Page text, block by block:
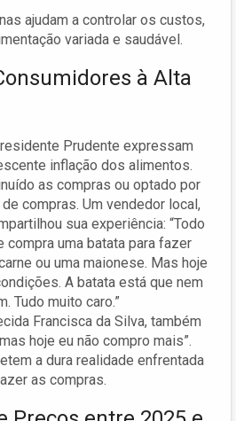
ajudam a controlar os custos,
variada e saudável.
à Alta
Prudente expressam
inflação dos alimentos.
as compras ou optado por
compras. Um vendedor local,
sua experiência: “Todo
compra uma batata para fazer
ou uma maionese. Mas hoje
A batata está que nem
Tudo muito caro.”
Francisca da Silva, também
hoje eu não compro mais”.
a dura realidade enfrentada
as compras.